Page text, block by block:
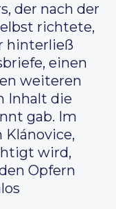
der nach der
richtete,
hinterließ
einen
weiteren
Inhalt die
gab. Im
Klánovice,
wird,
Opfern